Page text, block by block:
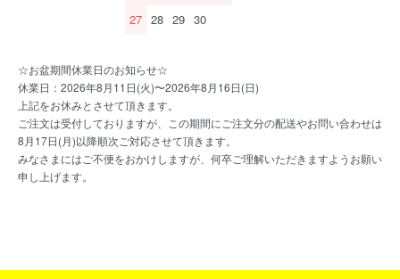
27 28 29 30
☆お盆期間休業日のお知らせ☆
休業日：2026年8月11日(火)〜2026年8月16日(日)
上記をお休みとさせて頂きます。
ご注文は受付しておりますが、この期間にご注文分の配送やお問い合わせは
8月17日(月)以降順次ご対応させて頂きます。
みなさまにはご不便をおかけしますが、何卒ご理解いただきますようお願い
申し上げます。